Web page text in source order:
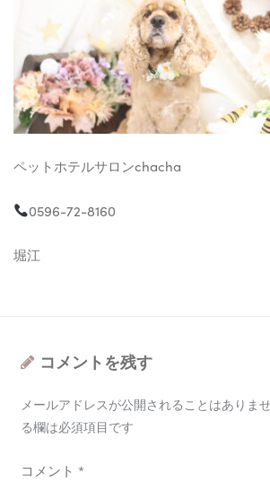
ペットホテルサロンchacha
0596-72-8160
堀江
コメントを残す
メールアドレスが公開されることはありませ
る欄は必須項目です
コメント *